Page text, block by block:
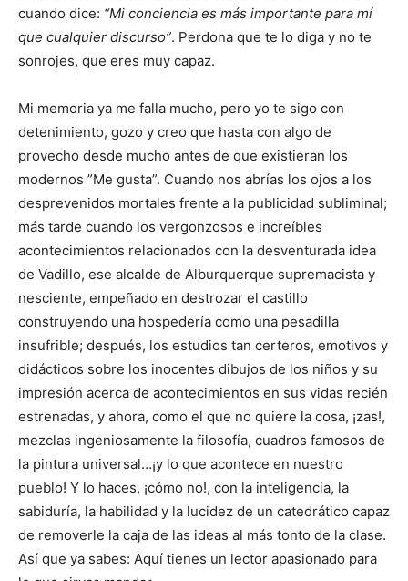
cuando dice: “Mi conciencia es más importante para mí
que cualquier discurso”. Perdona que te lo diga y no te
sonrojes, que eres muy capaz.
Mi memoria ya me falla mucho, pero yo te sigo con
detenimiento, gozo y creo que hasta con algo de
provecho desde mucho antes de que existieran los
modernos ”Me gusta”. Cuando nos abrías los ojos a los
desprevenidos mortales frente a la publicidad subliminal;
más tarde cuando los vergonzosos e increíbles
acontecimientos relacionados con la desventurada idea
de Vadillo, ese alcalde de Alburquerque supremacista y
nesciente, empeñado en destrozar el castillo
construyendo una hospedería como una pesadilla
insufrible; después, los estudios tan certeros, emotivos y
didácticos sobre los inocentes dibujos de los niños y su
impresión acerca de acontecimientos en sus vidas recién
estrenadas, y ahora, como el que no quiere la cosa, ¡zas!,
mezclas ingeniosamente la filosofía, cuadros famosos de
la pintura universal…¡y lo que acontece en nuestro
pueblo! Y lo haces, ¡cómo no!, con la inteligencia, la
sabiduría, la habilidad y la lucidez de un catedrático capaz
de removerle la caja de las ideas al más tonto de la clase.
Así que ya sabes: Aquí tienes un lector apasionado para